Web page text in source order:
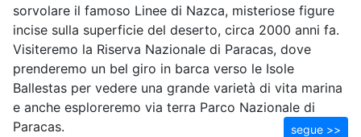
sorvolare il famoso Linee di Nazca, misteriose figure
incise sulla superficie del deserto, circa 2000 anni fa.
Visiteremo la Riserva Nazionale di Paracas, dove
prenderemo un bel giro in barca verso le Isole
Ballestas per vedere una grande varietà di vita marina
e anche esploreremo via terra Parco Nazionale di
Paracas.
segue >>